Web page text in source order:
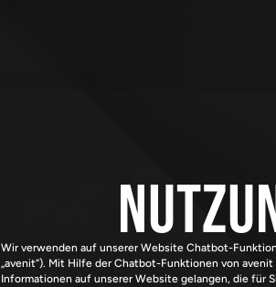
Wir verwenden auf unserer Website Chatbot-
„avenit”). Mit Hilfe der Chatbot-Funktionen von
Informationen auf unserer Website gelangen, die für